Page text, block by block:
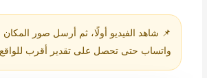
📌 شاهد الفيديو أولًا، ثم أرسل صور
واتساب حتى تحصل على تقدير أقرب